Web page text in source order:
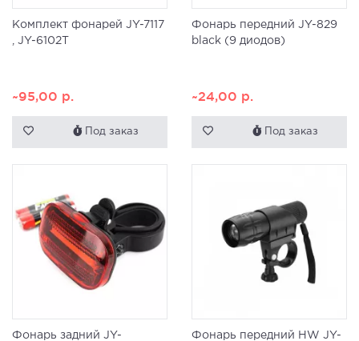
Комплект фонарей JY-7117
, JY-6102T
~95,00 р.
Под заказ
Фонарь передний JY-829
black (9 диодов)
~24,00 р.
Под заказ
Фонарь задний JY-
Фонарь передний HW JY-